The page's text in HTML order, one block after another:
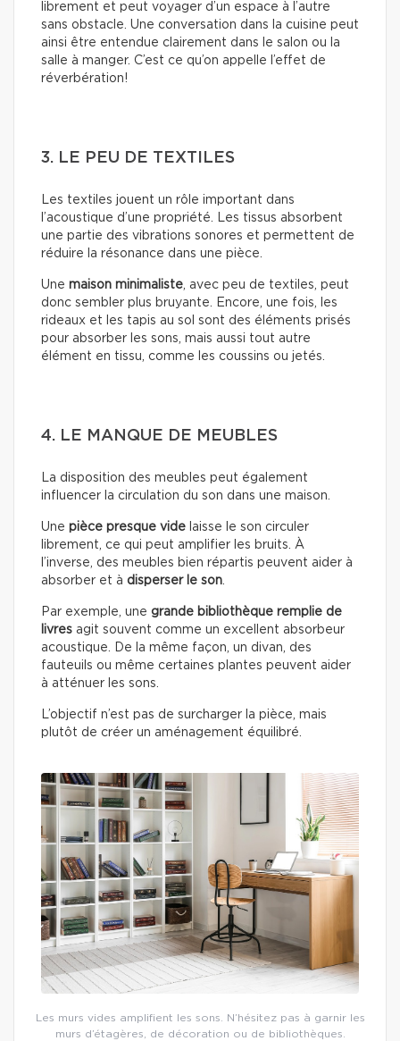
librement et peut voyager d’un espace à l’autre
sans obstacle. Une conversation dans la cuisine peut
ainsi être entendue clairement dans le salon ou la
salle à manger. C’est ce qu’on appelle l’effet de
réverbération!
3. LE PEU DE TEXTILES
Les textiles jouent un rôle important dans
l’acoustique d’une propriété. Les tissus absorbent
une partie des vibrations sonores et permettent de
réduire la résonance dans une pièce.
Une maison minimaliste, avec peu de textiles, peut
donc sembler plus bruyante. Encore, une fois, les
rideaux et les tapis au sol sont des éléments prisés
pour absorber les sons, mais aussi tout autre
élément en tissu, comme les coussins ou jetés.
4. LE MANQUE DE MEUBLES
La disposition des meubles peut également
influencer la circulation du son dans une maison.
Une pièce presque vide laisse le son circuler
librement, ce qui peut amplifier les bruits. À
l’inverse, des meubles bien répartis peuvent aider à
absorber et à disperser le son.
Par exemple, une grande bibliothèque remplie de
livres agit souvent comme un excellent absorbeur
acoustique. De la même façon, un divan, des
fauteuils ou même certaines plantes peuvent aider
à atténuer les sons.
L’objectif n’est pas de surcharger la pièce, mais
plutôt de créer un aménagement équilibré.
Les murs vides amplifient les sons. N’hésitez pas à garnir les
murs d’étagères, de décoration ou de bibliothèques.